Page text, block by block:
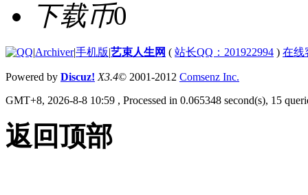
下载币0
|Archiver|手机版|艺束人生网 ( 站长QQ：201922994 ) 在线
Powered by Discuz! X3.4© 2001-2012 Comsenz Inc.
GMT+8, 2026-8-8 10:59 , Processed in 0.065348 second(s), 15
返回顶部